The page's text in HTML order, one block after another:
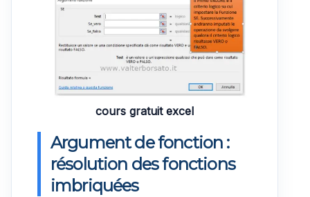
cours gratuit excel
Argument de fonction :
résolution des fonctions
imbriquées